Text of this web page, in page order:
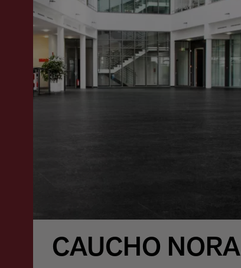
CAUCHO NORA